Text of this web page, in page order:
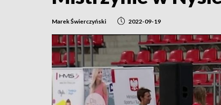
Marek Świerczyński 2022-09-19